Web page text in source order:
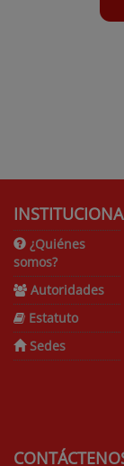
¿Quiénes
somos?
Autoridades
Estatuto
Sedes